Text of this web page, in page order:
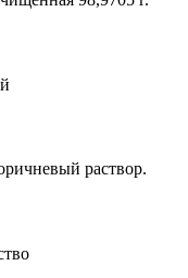
раствор.